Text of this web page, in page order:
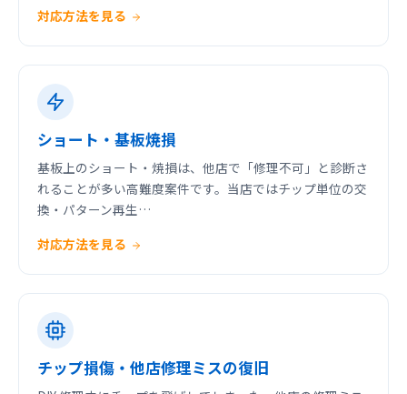
対応方法を見る
ショート・基板焼損
基板上のショート・焼損は、他店で「修理不可」と診断さ
れることが多い高難度案件です。当店ではチップ単位の交
換・パターン再生…
対応方法を見る
チップ損傷・他店修理ミスの復旧